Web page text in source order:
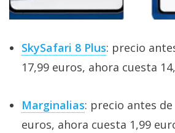
SkySafari 8 Plus: precio
17,99 euros, ahora cuesta
Marginalias: precio antes
euros, ahora cuesta 1,99